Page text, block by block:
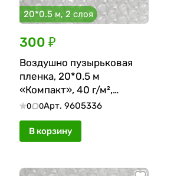
20*0.5 м, 2 слоя
300 ₽
Воздушно пузырьковая
пленка, 20*0.5 м
«Компакт», 40 г/м²,
двухслойная, без втулки
0 0Арт. 9605336
В корзину